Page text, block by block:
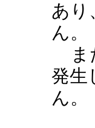
あり
ん。
ま
発生
ん。